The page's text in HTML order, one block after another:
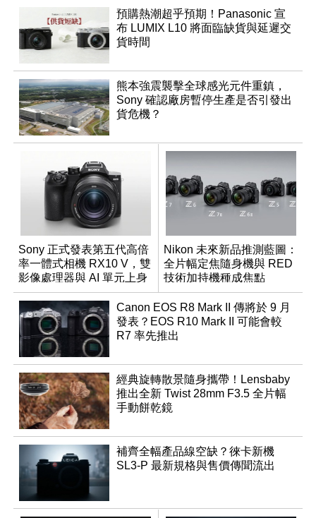
預購熱潮超乎預期！Panasonic 宣
布 LUMIX L10 將面臨缺貨與延遲交
貨時間
熊本強震襲擊全球感光元件重鎮，
Sony 確認廠房暫停生產是否引發出
貨危機？
Sony 正式發表第五代高倍
率一體式相機 RX10 V，雙
影像處理器與 AI 單元上身
Nikon 未來新品推測藍圖：
全片幅定焦隨身機與 RED
技術加持機種成焦點
Canon EOS R8 Mark II 傳將於 9 月
發表？EOS R10 Mark II 可能會較
R7 率先推出
經典旋轉散景隨身攜帶！Lensbaby
推出全新 Twist 28mm F3.5 全片幅
手動餅乾鏡
補齊全幅產品線空缺？徠卡新機
SL3-P 最新規格與售價傳聞流出